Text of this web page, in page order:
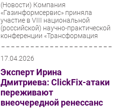
(Новости) Компания
«Газинформсервис» приняла
участие в VIII национальной
(российской) научно-практической
конференции «Трансформация
17.04.2026
Эксперт Ирина
Дмитриева: ClickFix-атаки
переживают
внеочередной ренессанс